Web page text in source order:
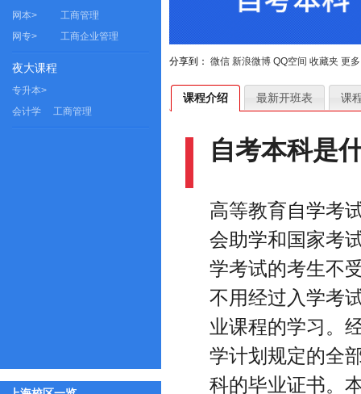
网本>
工商管理
网专>
工商企业管理
夜大课程
专升本>
会计学
工商管理
分享到： 微信 新浪微博 QQ空间 收藏夹 更多
课程介绍 最新开班表 课
自考本科是
高等教育自学考
会助学和国家考
学考试的考生不
不用经过入学考
业课程的学习。
学计划规定的全
科的毕业证书。